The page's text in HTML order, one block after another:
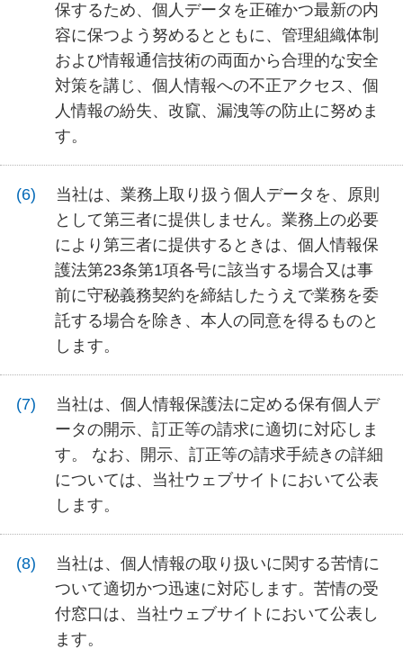
保するため、個人データを正確かつ最新の内
容に保つよう努めるとともに、管理組織体制
および情報通信技術の両面から合理的な安全
対策を講じ、個人情報への不正アクセス、個
人情報の紛失、改竄、漏洩等の防止に努めま
す。
当社は、業務上取り扱う個人データを、原則
として第三者に提供しません。業務上の必要
により第三者に提供するときは、個人情報保
護法第23条第1項各号に該当する場合又は事
前に守秘義務契約を締結したうえで業務を委
託する場合を除き、本人の同意を得るものと
します。
当社は、個人情報保護法に定める保有個人デ
ータの開示、訂正等の請求に適切に対応しま
す。 なお、開示、訂正等の請求手続きの詳細
については、当社ウェブサイトにおいて公表
します。
当社は、個人情報の取り扱いに関する苦情に
ついて適切かつ迅速に対応します。苦情の受
付窓口は、当社ウェブサイトにおいて公表し
ます。